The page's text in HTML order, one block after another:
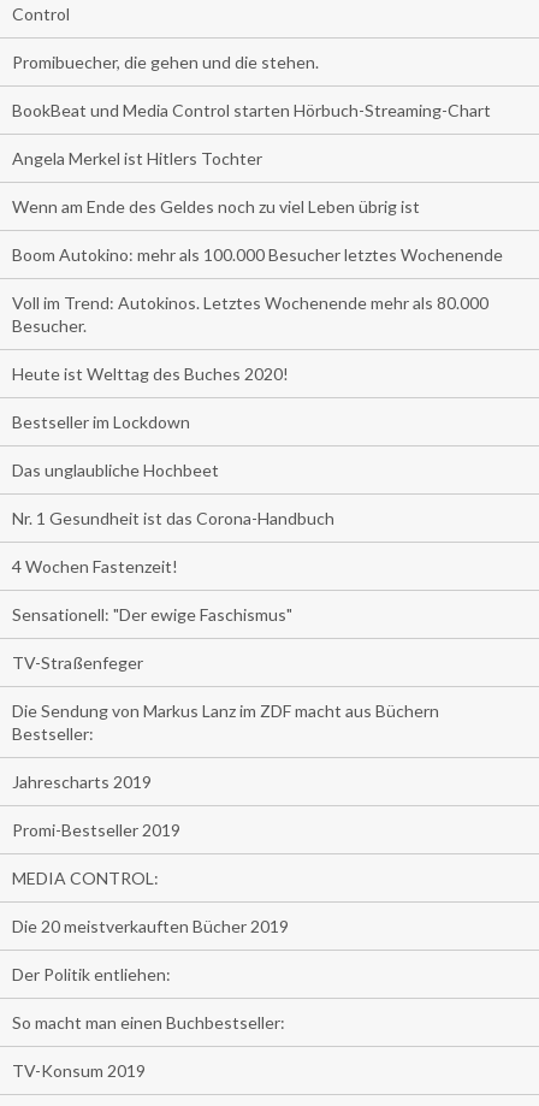
Control
Promibuecher, die gehen und die stehen.
BookBeat und Media Control starten Hörbuch-Streaming-Chart
Angela Merkel ist Hitlers Tochter
Wenn am Ende des Geldes noch zu viel Leben übrig ist
Boom Autokino: mehr als 100.000 Besucher letztes Wochenende
Voll im Trend: Autokinos. Letztes Wochenende mehr als 80.000
Besucher.
Heute ist Welttag des Buches 2020!
Bestseller im Lockdown
Das unglaubliche Hochbeet
Nr. 1 Gesundheit ist das Corona-Handbuch
4 Wochen Fastenzeit!
Sensationell: "Der ewige Faschismus"
TV-Straßenfeger
Die Sendung von Markus Lanz im ZDF macht aus Büchern
Bestseller:
Jahrescharts 2019
Promi-Bestseller 2019
MEDIA CONTROL:
Die 20 meistverkauften Bücher 2019
Der Politik entliehen:
So macht man einen Buchbestseller:
TV-Konsum 2019